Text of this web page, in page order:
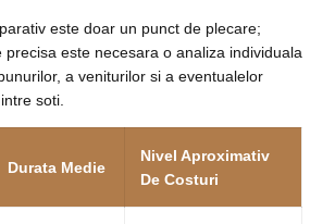
este doar un punct de plecare;
precisa este necesara o analiza individuala
a veniturilor si a eventualelor
soti.
Durata Medie
Nivel Aproximativ
De Costuri